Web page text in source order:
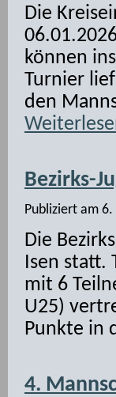
Die
können
Turnier
den
Bezirks-
Publiziert am 6.
Die
Isen statt.
mit 6
U25)
Punkte in
4.